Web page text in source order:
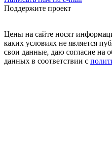
Поддержите проект
Цены на сайте носят
каких условиях не является
свои данные, даю согласие на
данных в соответствии с